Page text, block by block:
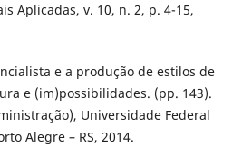
Aplicadas, v. 10, n. 2, p. 4-15,
e a produção de estilos de
e (im)possibilidades. (pp. 143).
Universidade Federal
Alegre – RS, 2014.